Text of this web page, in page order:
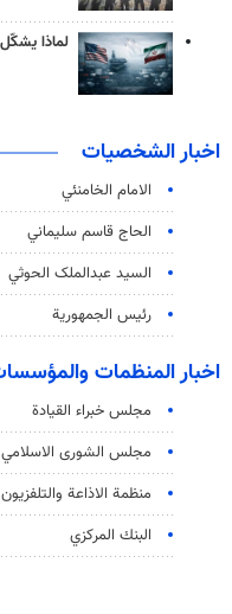
لماذا
اخبار الشخصيات
الامام الخامنئي
الحاج قاسم سليماني
السید عبدالملک الحوثي
رئيس الجمهورية
اخبار المنظمات
مجلس خبراء القيادة
مجلس الشورى الاسلامي
منظمة الاذاعة والتلفزیون
البنك المركزي